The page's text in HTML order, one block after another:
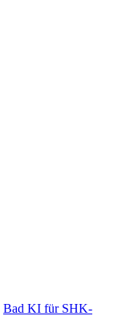
Bad KI für SHK-